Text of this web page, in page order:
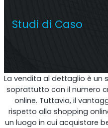
Studi di Caso
La vendita al dettaglio è
soprattutto con il numero
online. Tuttavia, il
rispetto allo shopping
un luogo in cui acquistare